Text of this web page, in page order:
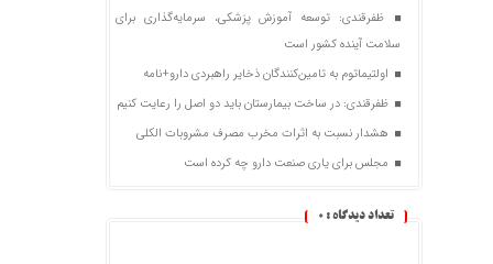
ظفرقندی: توسعه آموزش پزشکی، سرمایه‌گذاری برای
سلامت آینده کشور است
اولتیماتوم به تامین‌کنندگان ذخایر راهبردی دارو+نامه
ظفرقندی: در ساخت بیمارستان باید دو اصل را رعایت کنیم
هشدار نسبت به اثرات مخرب مصرف مشروبات الکلی
مجلس برای یاری صنعت دارو چه کرده است
تعداد دیدگاه : 0